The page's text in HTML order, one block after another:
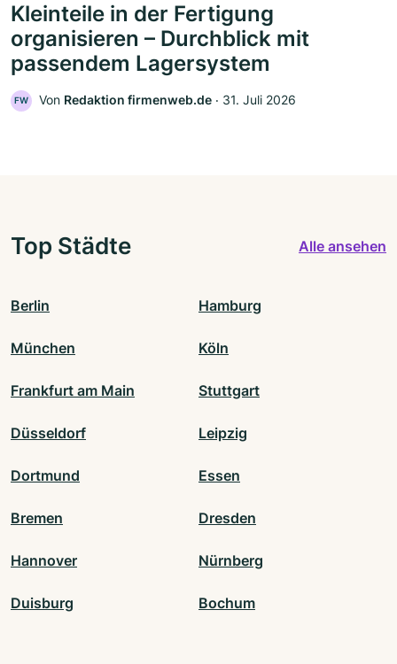
Kleinteile in der Fertigung
organisieren – Durchblick mit
passendem Lagersystem
FW Von Redaktion firmenweb.de ‧ 31. Juli 2026
Top Städte Alle ansehen
Berlin Hamburg
München Köln
Frankfurt am Main Stuttgart
Düsseldorf Leipzig
Dortmund Essen
Bremen Dresden
Hannover Nürnberg
Duisburg Bochum